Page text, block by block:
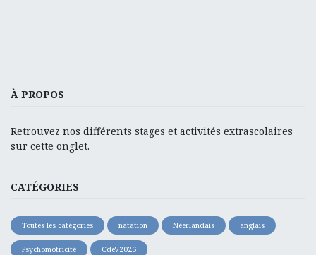
À PROPOS
Retrouvez nos différents stages et activités extrascolaires
sur cette onglet.
CATÉGORIES
Toutes les catégories natation Néerlandais anglais
Psychomotricité CdeV2026